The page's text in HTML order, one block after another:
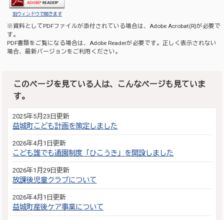
別ウィンドウで開きます
※資料としてPDFファイルが添付されている場合は、Adobe Acrobat(R)が必要で
す。
PDF書類をご覧になる場合は、Adobe Readerが必要です。正しく表示されない
場合、最新バージョンをご利用ください。
このページを見ている人は、こんなページも見ていま
す。
2025年5月23日更新
益城町こども計画を策定しました
2026年4月1日更新
こども誰でも通園制度「ひこうき」を開設しました
2026年1月29日更新
放課後児童クラブについて
2026年4月1日更新
益城町産後ケア事業について